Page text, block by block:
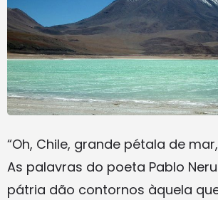
“Oh, Chile, grande pétala de
As palavras do poeta Pablo
pátria dão contornos àquela